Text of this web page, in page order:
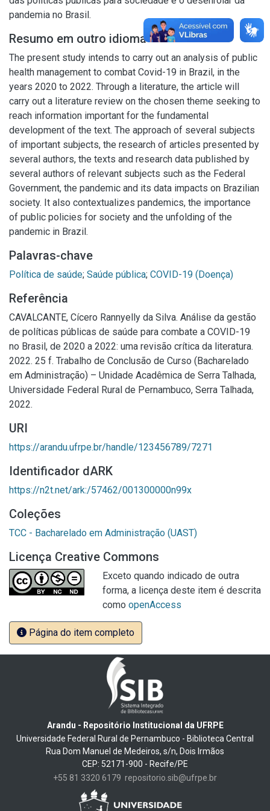
pandemia no Brasil.
Resumo em outro idioma
The present study intends to carry out an analysis of public
health management to combat Covid-19 in Brazil, in the
years 2020 to 2022. Through a literature, the article will
carry out a literature review on the chosen theme seeking to
reach information important for the fundamental
development of the text. The approach of several subjects
of important subjects, the research of articles presented by
several authors, the texts and research data published by
several authors of relevant subjects such as the Federal
Government, the pandemic and its data impacts on Brazilian
society. It also contextualizes pandemics, the importance
of public policies for society and the unfolding of the
pandemic in Brazil.
Palavras-chave
Política de saúde; Saúde pública; COVID-19 (Doença)
Referência
CAVALCANTE, Cícero Rannyelly da Silva. Análise da gestão
de políticas públicas de saúde para combate a COVID-19
no Brasil, de 2020 a 2022: uma revisão crítica da literatura.
2022. 25 f. Trabalho de Conclusão de Curso (Bacharelado
em Administração) – Unidade Acadêmica de Serra Talhada,
Universidade Federal Rural de Pernambuco, Serra Talhada,
2022.
URI
https://arandu.ufrpe.br/handle/123456789/7271
Identificador dARK
https://n2t.net/ark:/57462/001300000n99x
Coleções
TCC - Bacharelado em Administração (UAST)
Licença Creative Commons
Exceto quando indicado de outra
forma, a licença deste item é descrita
como openAccess
Página do item completo
Arandu - Repositório Institucional da UFRPE
Universidade Federal Rural de Pernambuco - Biblioteca Central
Rua Dom Manuel de Medeiros, s/n, Dois Irmãos
CEP: 52171-900 - Recife/PE
+55 81 3320 6179 repositorio.sib@ufrpe.br